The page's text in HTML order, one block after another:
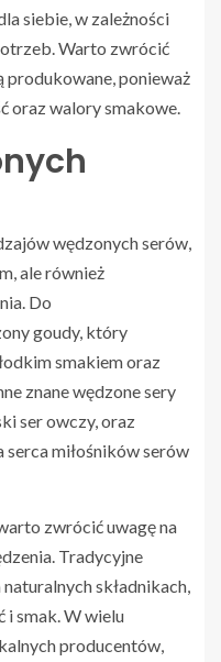
siebie, w zależności
Warto zwrócić
produkowane, ponieważ
oraz walory smakowe.
wędzonych serów,
ale również
Do
goudy, który
smakiem oraz
znane wędzone sery
ser owczy, oraz
miłośników serów
zwrócić uwagę na
Tradycyjne
składnikach,
i smak. W wielu
producentów,